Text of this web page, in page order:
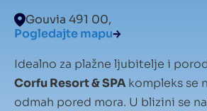
Gouvia 491 00,
Pogledajte mapu
Idealno za plažne ljubitelje i
Corfu Resort & SPA kompleks se
odmah pored mora. U blizini se